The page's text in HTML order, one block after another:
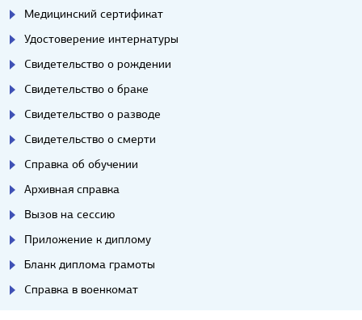
Медицинский сертификат
Удостоверение интернатуры
Свидетельство о рождении
Свидетельство о браке
Свидетельство о разводе
Свидетельство о смерти
Справка об обучении
Архивная справка
Вызов на сессию
Приложение к диплому
Бланк диплома грамоты
Справка в военкомат